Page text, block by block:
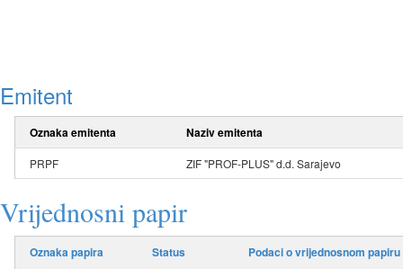
Emitent
Oznaka emitenta Naziv emitenta
PRPF ZIF "PROF-PLUS" d.d. Sarajevo
Vrijednosni papir
Oznaka papira Status Podaci o vrijednosnom papiru